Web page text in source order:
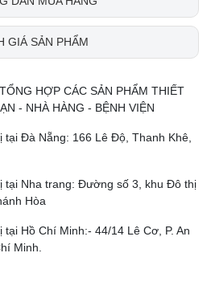
GIÁ SẢN PHẨM
HỢP CÁC SẢN PHẨM THIẾT
- NHÀ HÀNG - BỆNH VIỆN
Đà Nẵng: 166 Lê Độ, Thanh Khê,
tại Nha trang: Đường số 3, khu Đô thị
Hòa
Hồ Chí Minh:- 44/14 Lê Cơ, P. An
Minh.